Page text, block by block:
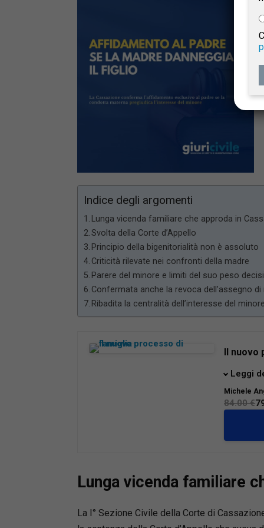
Indice degli argomenti
Lunga vicenda familiare che approda in
Svolta della Corte d’Appello
Principio della bigenitorialità non è assoluto
Criticità rilevate nei confronti della madre
Parere del minore e limiti del suo peso
Confermata anche la revoca dell’assegno
Ribadita la centralità dell’interesse del minore
Il nuovo
La
riforma
modo di
familiari,
e
gli
Dalle
Leggi
Michele
84.00 €
Lunga vicenda familiare
La I° Sezione Civile della Corte di